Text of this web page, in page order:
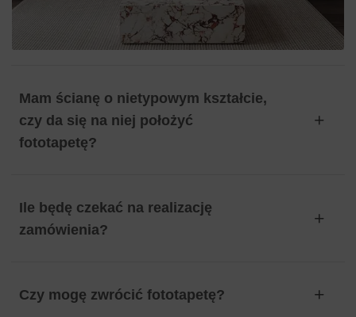
Mam ścianę o nietypowym kształcie,
czy da się na niej położyć
fototapetę?
Ile będę czekać na realizację
zamówienia?
Czy mogę zwrócić fototapetę?